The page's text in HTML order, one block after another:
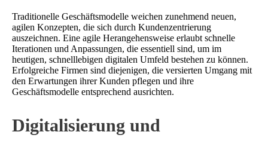
Traditionelle Geschäftsmodelle weichen zunehmend neuen,
agilen Konzepten, die sich durch Kundenzentrierung
auszeichnen. Eine agile Herangehensweise erlaubt schnelle
Iterationen und Anpassungen, die essentiell sind, um im
heutigen, schnelllebigen digitalen Umfeld bestehen zu können.
Erfolgreiche Firmen sind diejenigen, die versierten Umgang mit
den Erwartungen ihrer Kunden pflegen und ihre
Geschäftsmodelle entsprechend ausrichten.
Digitalisierung und